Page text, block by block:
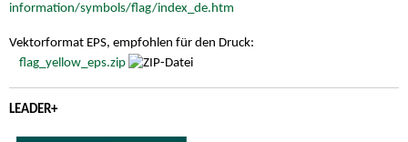
information/symbols/flag/index_de.htm
Vektorformat EPS, empfohlen für den Druck:
flag_yellow_eps.zip
LEADER+